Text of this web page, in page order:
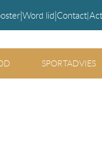
|Word lid|Contact|
SPORTADVIES